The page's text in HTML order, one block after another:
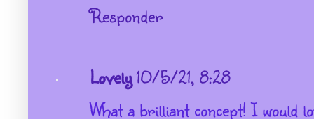
Responder
Lovely10/5/21, 8:28
What a brilliant concept! I would